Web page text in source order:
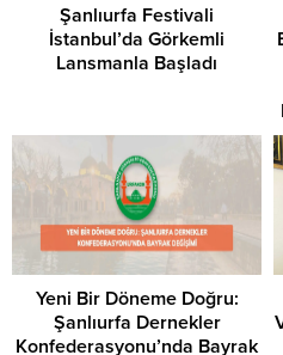
Şanlıurfa Festivali
İstanbul’da Görkemli
Lansmanla Başladı
Yeni Bir Döneme Doğru:
Şanlıurfa Dernekler
Konfederasyonu’nda Bayrak